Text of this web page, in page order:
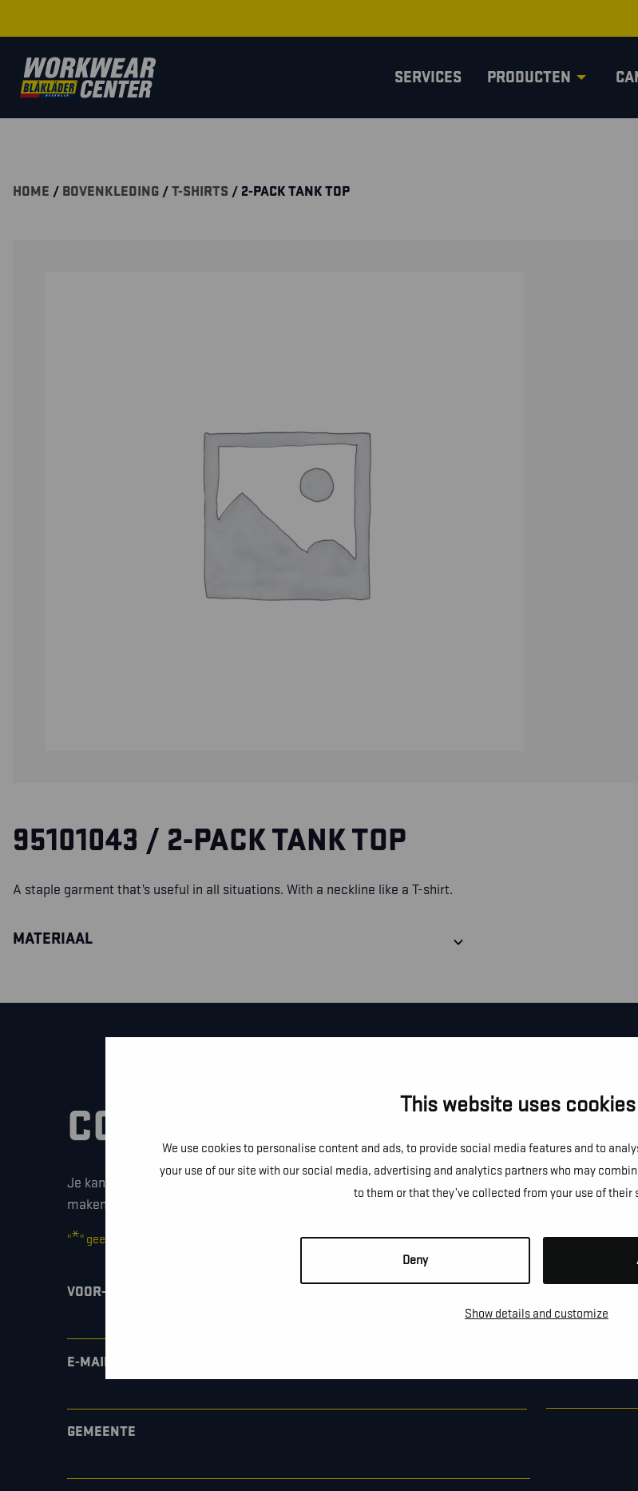
This website uses cookies
We use cookies to personalise content and ads, to provide social media features and to
your use of our site with our social media, advertising and analytics partners who may
to them or that they’ve collected from your use of their
Deny
Show details and customize
SERVICES PRODUCTEN
HOME / BOVENKLEDING /T-SHIRTS / 2-PACK TANK TOP
95101043 / 2-PACK TANK TOP
A staple garment that’s useful in all situations. With a neckline like a T-shirt.
MATERIAAL
CONTACTEER ONS!
Je kan dit formulier gebruiken om meer informatie te vragen, een afspraak te
maken of gewoon om even hallo te zeggen.
"*" geeft vereiste velden aan
VOOR- EN ACHTERNAAM
E-MAIL
GEMEENTE